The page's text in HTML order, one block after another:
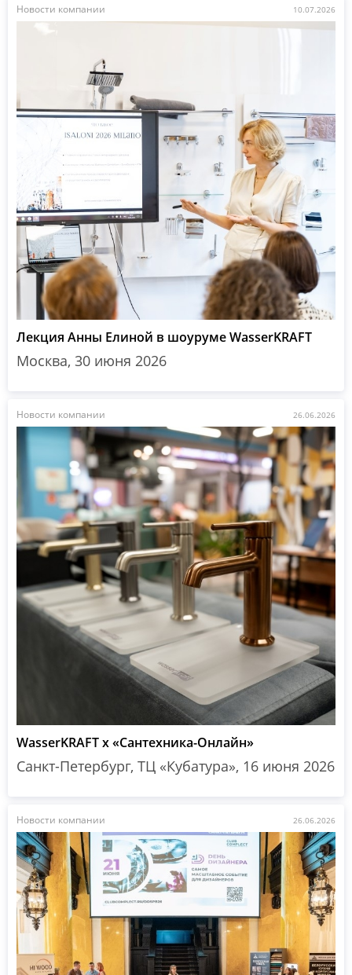
Новости компании 10.07.2026
Лекция Анны Елиной в шоуруме WasserKRAFT
Москва, 30 июня 2026
Новости компании 26.06.2026
WasserKRAFT х «Сантехника-Онлайн»
Санкт-Петербург, ТЦ «Кубатура», 16 июня 2026
Новости компании 26.06.2026